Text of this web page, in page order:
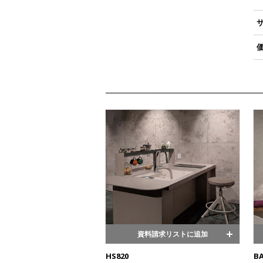
資料請求リストに追加
HS820